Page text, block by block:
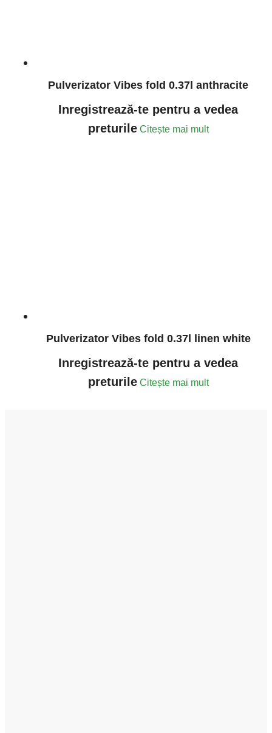
Pulverizator Vibes fold 0.37l anthracite
Inregistrează-te pentru a vedea
preturile Citește mai mult
Pulverizator Vibes fold 0.37l linen white
Inregistrează-te pentru a vedea
preturile Citește mai mult